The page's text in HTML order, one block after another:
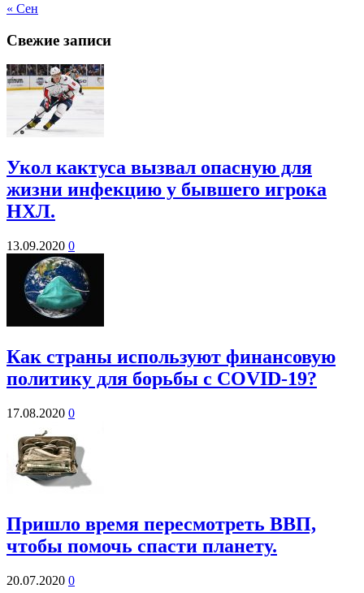
« Сен
Свежие записи
Укол кактуса вызвал опасную для
жизни инфекцию у бывшего игрока
НХЛ.
13.09.2020 0
Как страны используют финансовую
политику для борьбы с COVID-19?
17.08.2020 0
Пришло время пересмотреть ВВП,
чтобы помочь спасти планету.
20.07.2020 0